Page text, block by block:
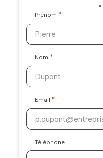
«
Prénom *
Nom *
Email *
Téléphone